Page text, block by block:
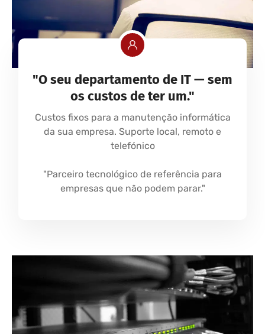
"O seu departamento de IT — sem
os custos de ter um."
Custos fixos para a manutenção informática
da sua empresa. Suporte local, remoto e
telefónico
"Parceiro tecnológico de referência para
empresas que não podem parar."